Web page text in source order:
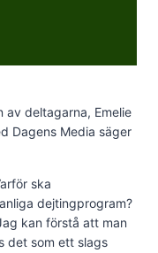
av deltagarna, Emelie
Dagens Media säger
ska
dejtingprogram?
kan förstå att man
det som ett slags